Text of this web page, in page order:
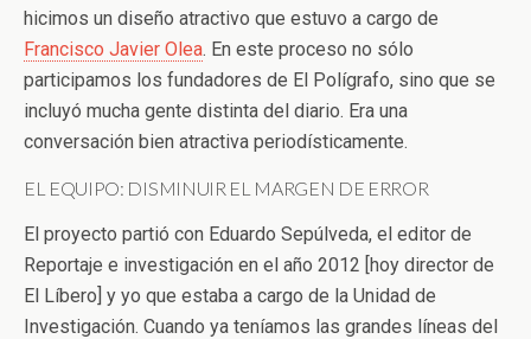
hicimos un diseño atractivo que estuvo a cargo de
Francisco Javier Olea. En este proceso no sólo
participamos los fundadores de El Polígrafo, sino que se
incluyó mucha gente distinta del diario. Era una
conversación bien atractiva periodísticamente.
EL EQUIPO: DISMINUIR EL MARGEN DE ERROR
El proyecto partió con Eduardo Sepúlveda, el editor de
Reportaje e investigación en el año 2012 [hoy director de
El Líbero] y yo que estaba a cargo de la Unidad de
Investigación. Cuando ya teníamos las grandes líneas del